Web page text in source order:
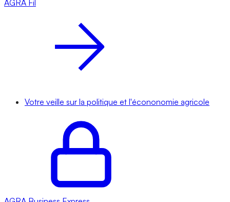
AGRA Fil
Votre veille sur la politique et l'écononomie agricole